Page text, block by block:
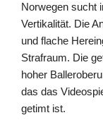
Norwegen sucht
Vertikalität. Die
und flache
Strafraum. Die
hoher
das das
getimt ist.